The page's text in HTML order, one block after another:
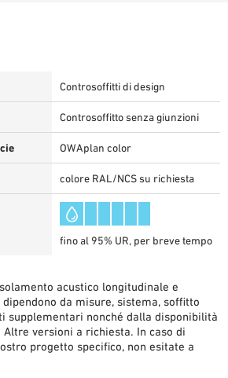
Controsoffitti di design
Controsoffitto senza giunzioni
OWAplan color
colore RAL/NCS su richiesta
fino al 95% UR, per breve tempo
acustico longitudinale e
da misure, sistema, soffitto
supplementari nonché dalla disponibilità
versioni a richiesta. In caso di
progetto specifico, non esitate a